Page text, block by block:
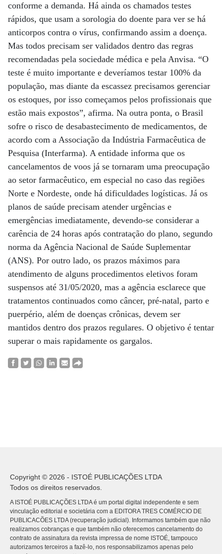
conforme a demanda. Há ainda os chamados testes
rápidos, que usam a sorologia do doente para ver se há
anticorpos contra o vírus, confirmando assim a doença.
Mas todos precisam ser validados dentro das regras
recomendadas pela sociedade médica e pela Anvisa. “O
teste é muito importante e deveríamos testar 100% da
população, mas diante da escassez precisamos gerenciar
os estoques, por isso começamos pelos profissionais que
estão mais expostos”, afirma. Na outra ponta, o Brasil
sofre o risco de desabastecimento de medicamentos, de
acordo com a Associação da Indústria Farmacêutica de
Pesquisa (Interfarma). A entidade informa que os
cancelamentos de voos já se tornaram uma preocupação
ao setor farmacêutico, em especial no caso das regiões
Norte e Nordeste, onde há dificuldades logísticas. Já os
planos de saúde precisam atender urgências e
emergências imediatamente, devendo-se considerar a
carência de 24 horas após contratação do plano, segundo
norma da Agência Nacional de Saúde Suplementar
(ANS). Por outro lado, os prazos máximos para
atendimento de alguns procedimentos eletivos foram
suspensos até 31/05/2020, mas a agência esclarece que
tratamentos continuados como câncer, pré-natal, parto e
puerpério, além de doenças crônicas, devem ser
mantidos dentro dos prazos regulares. O objetivo é tentar
superar o mais rapidamente os gargalos.
Copyright © 2026 - ISTOÉ PUBLICAÇÕES LTDA
Todos os direitos reservados.
A ISTOÉ PUBLICAÇÕES LTDA é um portal digital independente e sem
vinculação editorial e societária com a EDITORA TRES COMÉRCIO DE
PUBLICACÕES LTDA (recuperação judicial). Informamos também que não
realizamos cobranças e que também não oferecemos cancelamento do
contrato de assinatura da revista impressa de nome ISTOÉ, tampouco
autorizamos terceiros a fazê-lo, nos responsabilizamos apenas pelo